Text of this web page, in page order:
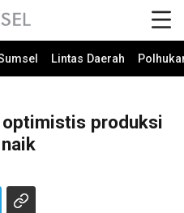
Lintas Daerah
optimistis produksi